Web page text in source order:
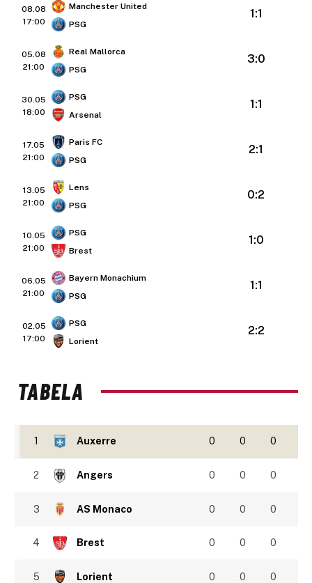
08.08
17:00
Manchester United
PSG
1:1
05.08
21:00
Real Mallorca
PSG
3:0
30.05
18:00
PSG
Arsenal
1:1
17.05
21:00
Paris FC
PSG
2:1
13.05
21:00
Lens
PSG
0:2
10.05
21:00
PSG
Brest
1:0
06.05
21:00
Bayern Monachium
PSG
1:1
02.05
17:00
PSG
Lorient
2:2
TABELA
1 Auxerre 0 0 0
2 Angers 0 0 0
3 AS Monaco 0 0 0
4 Brest 0 0 0
5 Lorient 0 0 0